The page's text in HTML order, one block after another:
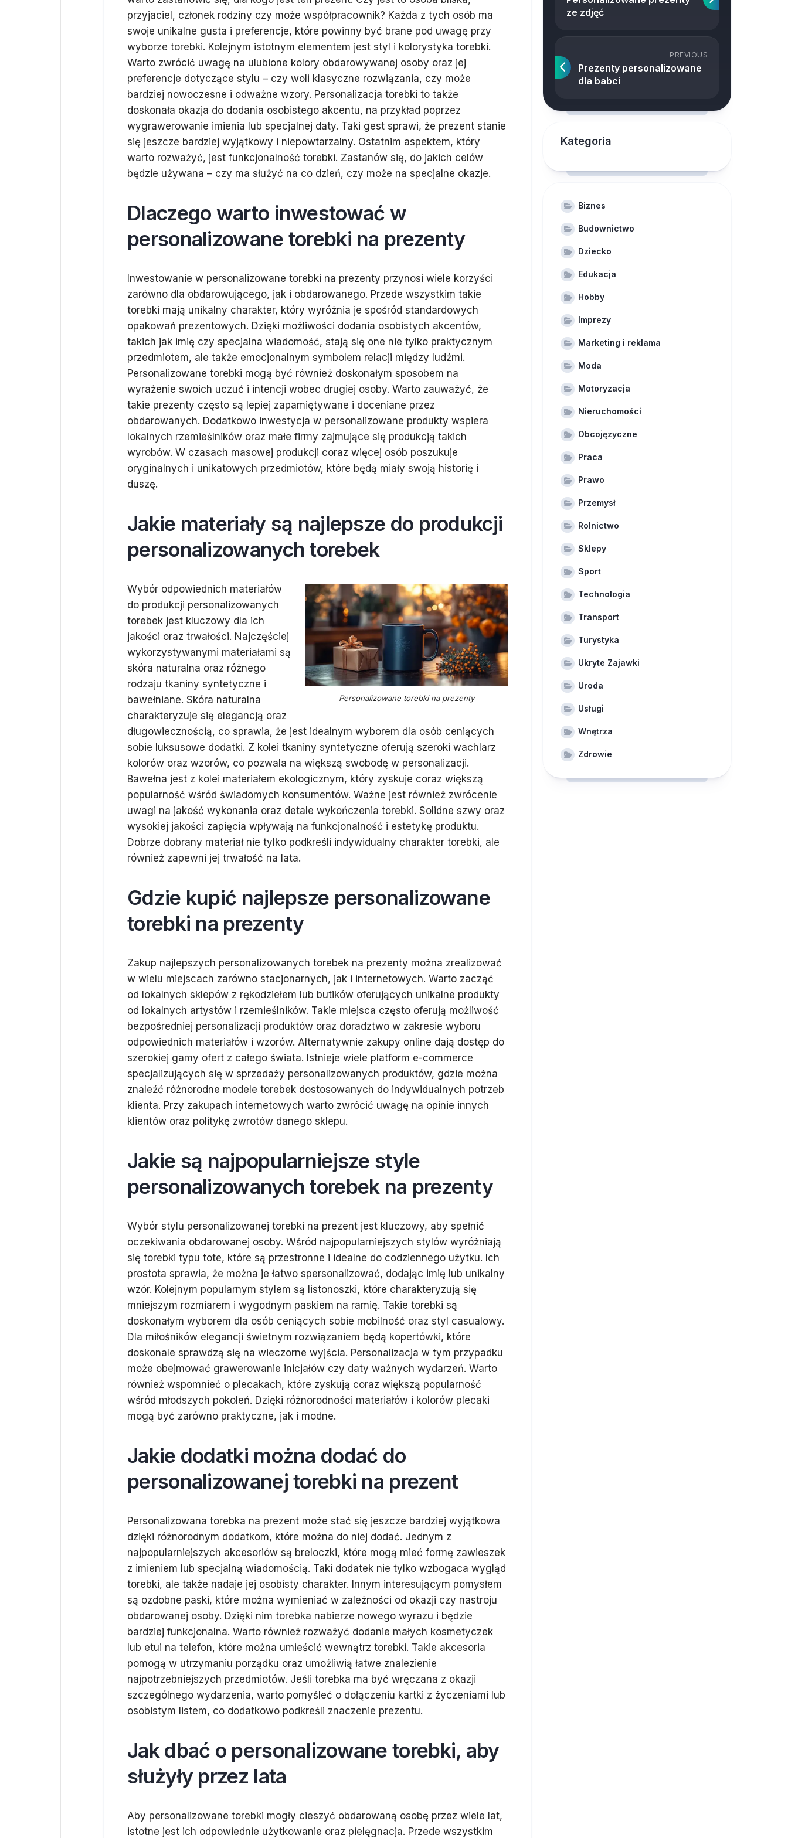
przyjaciel, członek rodziny czy może współpracownik? Każda z tych osób ma
swoje unikalne gusta i preferencje, które powinny być brane pod uwagę przy
wyborze torebki. Kolejnym istotnym elementem jest styl i kolorystyka torebki.
Warto zwrócić uwagę na ulubione kolory obdarowywanej osoby oraz jej
preferencje dotyczące stylu – czy woli klasyczne rozwiązania, czy może
bardziej nowoczesne i odważne wzory. Personalizacja torebki to także
doskonała okazja do dodania osobistego akcentu, na przykład poprzez
wygrawerowanie imienia lub specjalnej daty. Taki gest sprawi, że prezent stanie
się jeszcze bardziej wyjątkowy i niepowtarzalny. Ostatnim aspektem, który
warto rozważyć, jest funkcjonalność torebki. Zastanów się, do jakich celów
będzie używana – czy ma służyć na co dzień, czy może na specjalne okazje.
Dlaczego warto inwestować w
personalizowane torebki na prezenty
Inwestowanie w personalizowane torebki na prezenty przynosi wiele korzyści
zarówno dla obdarowującego, jak i obdarowanego. Przede wszystkim takie
torebki mają unikalny charakter, który wyróżnia je spośród standardowych
opakowań prezentowych. Dzięki możliwości dodania osobistych akcentów,
takich jak imię czy specjalna wiadomość, stają się one nie tylko praktycznym
przedmiotem, ale także emocjonalnym symbolem relacji między ludźmi.
Personalizowane torebki mogą być również doskonałym sposobem na
wyrażenie swoich uczuć i intencji wobec drugiej osoby. Warto zauważyć, że
takie prezenty często są lepiej zapamiętywane i doceniane przez
obdarowanych. Dodatkowo inwestycja w personalizowane produkty wspiera
lokalnych rzemieślników oraz małe firmy zajmujące się produkcją takich
wyrobów. W czasach masowej produkcji coraz więcej osób poszukuje
oryginalnych i unikatowych przedmiotów, które będą miały swoją historię i
duszę.
Jakie materiały są najlepsze do produkcji
personalizowanych torebek
Personalizowane torebki na prezenty
Wybór odpowiednich materiałów
do produkcji personalizowanych
torebek jest kluczowy dla ich
jakości oraz trwałości. Najczęściej
wykorzystywanymi materiałami są
skóra naturalna oraz różnego
rodzaju tkaniny syntetyczne i
bawełniane. Skóra naturalna
charakteryzuje się elegancją oraz
długowiecznością, co sprawia, że jest idealnym wyborem dla osób ceniących
sobie luksusowe dodatki. Z kolei tkaniny syntetyczne oferują szeroki wachlarz
kolorów oraz wzorów, co pozwala na większą swobodę w personalizacji.
Bawełna jest z kolei materiałem ekologicznym, który zyskuje coraz większą
popularność wśród świadomych konsumentów. Ważne jest również zwrócenie
uwagi na jakość wykonania oraz detale wykończenia torebki. Solidne szwy oraz
wysokiej jakości zapięcia wpływają na funkcjonalność i estetykę produktu.
Dobrze dobrany materiał nie tylko podkreśli indywidualny charakter torebki, ale
również zapewni jej trwałość na lata.
Gdzie kupić najlepsze personalizowane
torebki na prezenty
Zakup najlepszych personalizowanych torebek na prezenty można zrealizować
w wielu miejscach zarówno stacjonarnych, jak i internetowych. Warto zacząć
od lokalnych sklepów z rękodziełem lub butików oferujących unikalne produkty
od lokalnych artystów i rzemieślników. Takie miejsca często oferują możliwość
bezpośredniej personalizacji produktów oraz doradztwo w zakresie wyboru
odpowiednich materiałów i wzorów. Alternatywnie zakupy online dają dostęp do
szerokiej gamy ofert z całego świata. Istnieje wiele platform e-commerce
specjalizujących się w sprzedaży personalizowanych produktów, gdzie można
znaleźć różnorodne modele torebek dostosowanych do indywidualnych potrzeb
klienta. Przy zakupach internetowych warto zwrócić uwagę na opinie innych
klientów oraz politykę zwrotów danego sklepu.
Jakie są najpopularniejsze style
personalizowanych torebek na prezenty
Wybór stylu personalizowanej torebki na prezent jest kluczowy, aby spełnić
oczekiwania obdarowanej osoby. Wśród najpopularniejszych stylów wyróżniają
się torebki typu tote, które są przestronne i idealne do codziennego użytku. Ich
prostota sprawia, że można je łatwo spersonalizować, dodając imię lub unikalny
wzór. Kolejnym popularnym stylem są listonoszki, które charakteryzują się
mniejszym rozmiarem i wygodnym paskiem na ramię. Takie torebki są
doskonałym wyborem dla osób ceniących sobie mobilność oraz styl casualowy.
Dla miłośników elegancji świetnym rozwiązaniem będą kopertówki, które
doskonale sprawdzą się na wieczorne wyjścia. Personalizacja w tym przypadku
może obejmować grawerowanie inicjałów czy daty ważnych wydarzeń. Warto
również wspomnieć o plecakach, które zyskują coraz większą popularność
wśród młodszych pokoleń. Dzięki różnorodności materiałów i kolorów plecaki
mogą być zarówno praktyczne, jak i modne.
Jakie dodatki można dodać do
personalizowanej torebki na prezent
Personalizowana torebka na prezent może stać się jeszcze bardziej wyjątkowa
dzięki różnorodnym dodatkom, które można do niej dodać. Jednym z
najpopularniejszych akcesoriów są breloczki, które mogą mieć formę zawieszek
z imieniem lub specjalną wiadomością. Taki dodatek nie tylko wzbogaca wygląd
torebki, ale także nadaje jej osobisty charakter. Innym interesującym pomysłem
są ozdobne paski, które można wymieniać w zależności od okazji czy nastroju
obdarowanej osoby. Dzięki nim torebka nabierze nowego wyrazu i będzie
bardziej funkcjonalna. Warto również rozważyć dodanie małych kosmetyczek
lub etui na telefon, które można umieścić wewnątrz torebki. Takie akcesoria
pomogą w utrzymaniu porządku oraz umożliwią łatwe znalezienie
najpotrzebniejszych przedmiotów. Jeśli torebka ma być wręczana z okazji
szczególnego wydarzenia, warto pomyśleć o dołączeniu kartki z życzeniami lub
osobistym listem, co dodatkowo podkreśli znaczenie prezentu.
Jak dbać o personalizowane torebki, aby
służyły przez lata
Aby personalizowane torebki mogły cieszyć obdarowaną osobę przez wiele lat,
istotne jest ich odpowiednie użytkowanie oraz pielęgnacja. Przede wszystkim
ze zdjęć
PREVIOUS
Prezenty personalizowane
dla babci
Kategoria
Biznes
Budownictwo
Dziecko
Edukacja
Hobby
Imprezy
Marketing i reklama
Moda
Motoryzacja
Nieruchomości
Obcojęzyczne
Praca
Prawo
Przemysł
Rolnictwo
Sklepy
Sport
Technologia
Transport
Turystyka
Ukryte Zajawki
Uroda
Usługi
Wnętrza
Zdrowie